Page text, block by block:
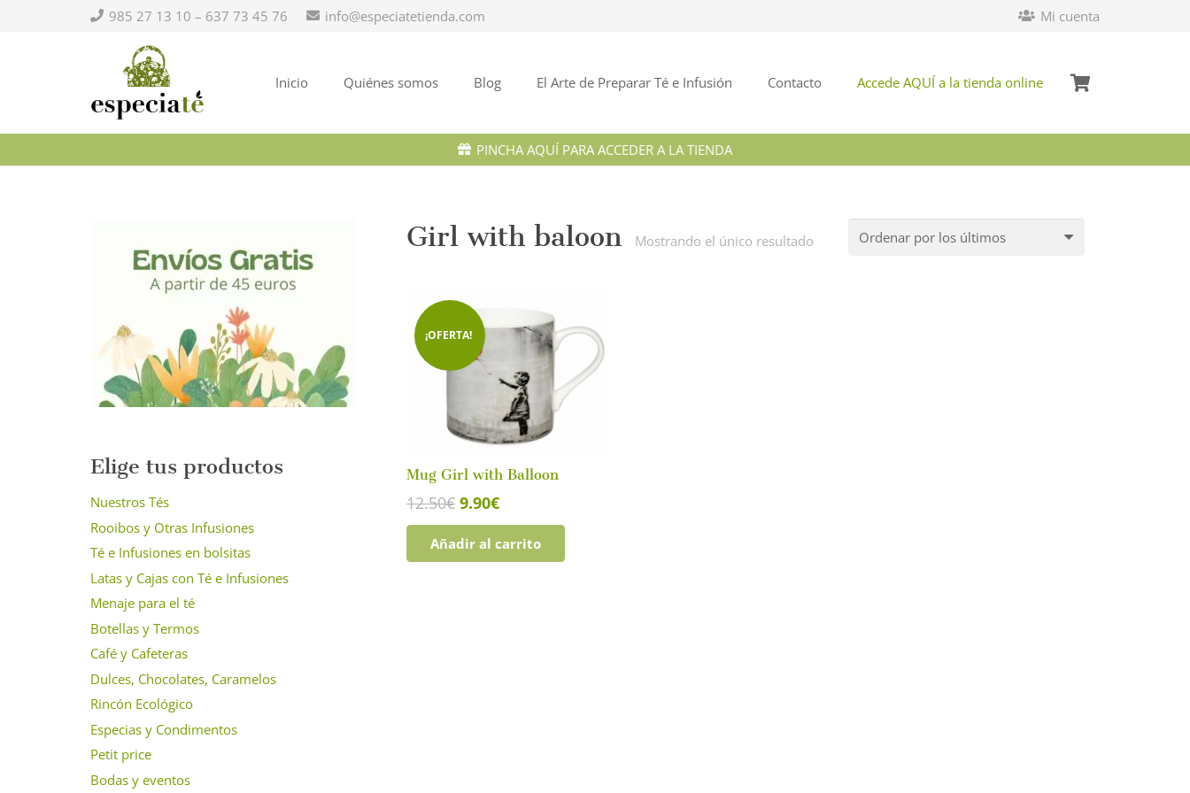
985 27 13 10 – 637 73 45 76 info@especiatetienda.com Mi cuenta
Inicio Quiénes somos Blog El Arte de Preparar Té e Infusión Contacto Accede AQUÍ a la tienda online
PINCHA AQUÍ PARA ACCEDER A LA TIENDA
Girl with baloon Mostrando el único resultado
¡OFERTA!
Mug Girl with Balloon
12.50€ El
precio
original
era:
9.90€El
precio
actual
es:
Añadir al carrito
Elige tus productos
Nuestros Tés
Rooibos y Otras Infusiones
Té e Infusiones en bolsitas
Latas y Cajas con Té e Infusiones
Menaje para el té
Botellas y Termos
Café y Cafeteras
Dulces, Chocolates, Caramelos
Rincón Ecológico
Especias y Condimentos
Petit price
Bodas y eventos